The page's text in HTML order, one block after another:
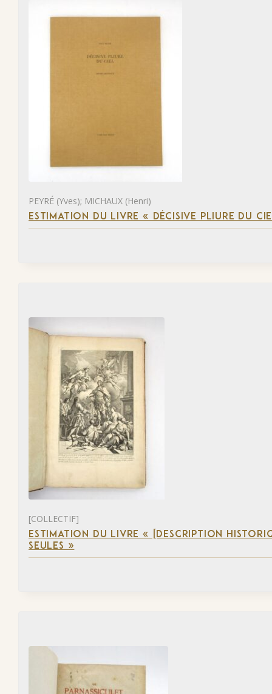
PEYRÉ (Yves); MICHAUX (Henri)
ESTIMATION DU LIVRE « DÉCISIVE PLIURE DU
[COLLECTIF]
ESTIMATION DU LIVRE « [DESCRIPTION
SEULES »